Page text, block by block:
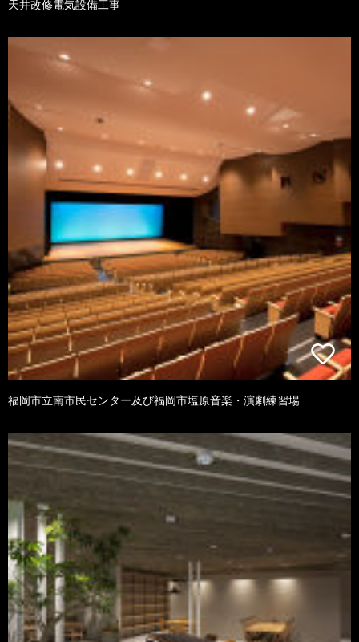
天井改修電気設備工事
福岡市立南市民センター及び福岡市塩原音楽・演劇練習場